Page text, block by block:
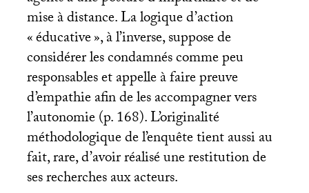
mise à distance. La logique d’action
«éducative», à l’inverse, suppose de
considérer les condamnés comme peu
responsables et appelle à faire preuve
d’empathie afin de les accompagner vers
l’autonomie (p. 168). L’originalité
méthodologique de l’enquête tient aussi au
fait, rare, d’avoir réalisé une restitution de
ses recherches aux acteurs.